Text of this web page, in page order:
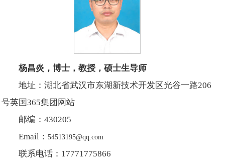
杨昌炎，博士，教授，硕士生导师
地址：湖北省武汉市东湖新技术开发区光谷一路206
号英国365集团网站
邮编：430205
Email：54513195@qq.com
联系电话：17771775866